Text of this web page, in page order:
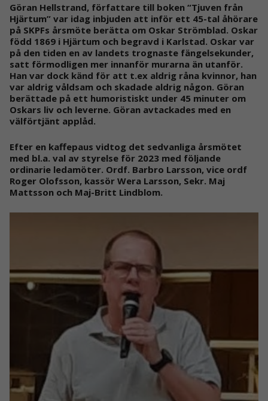
Göran Hellstrand, författare till boken “Tjuven från
Hjärtum” var idag inbjuden att inför ett 45-tal åhörare
på SKPFs årsmöte berätta om Oskar Strömblad. Oskar
född 1869 i Hjärtum och begravd i Karlstad. Oskar var
på den tiden en av landets trognaste fängelsekunder,
satt förmodligen mer innanför murarna än utanför.
Han var dock känd för att t.ex aldrig råna kvinnor, han
var aldrig våldsam och skadade aldrig någon. Göran
berättade på ett humoristiskt under 45 minuter om
Oskars liv och leverne. Göran avtackades med en
välförtjänt applåd.
Efter en kaffepaus vidtog det sedvanliga årsmötet
med bl.a. val av styrelse för 2023 med följande
ordinarie ledamöter. Ordf. Barbro Larsson, vice ordf
Roger Olofsson, kassör Wera Larsson, Sekr. Maj
Mattsson och Maj-Britt Lindblom.